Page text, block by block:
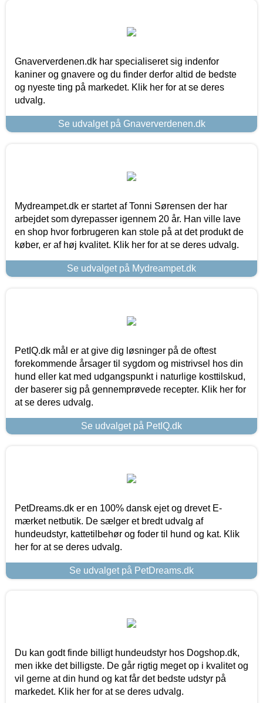
Gnaververdenen.dk har specialiseret sig indenfor
kaniner og gnavere og du finder derfor altid de bedste
og nyeste ting på markedet. Klik her for at se deres
udvalg.
Se udvalget på Gnaververdenen.dk
Mydreampet.dk er startet af Tonni Sørensen der har
arbejdet som dyrepasser igennem 20 år. Han ville lave
en shop hvor forbrugeren kan stole på at det produkt de
køber, er af høj kvalitet. Klik her for at se deres udvalg.
Se udvalget på Mydreampet.dk
PetIQ.dk mål er at give dig løsninger på de oftest
forekommende årsager til sygdom og mistrivsel hos din
hund eller kat med udgangspunkt i naturlige kosttilskud,
der baserer sig på gennemprøvede recepter. Klik her for
at se deres udvalg.
Se udvalget på PetIQ.dk
PetDreams.dk er en 100% dansk ejet og drevet E-
mærket netbutik. De sælger et bredt udvalg af
hundeudstyr, kattetilbehør og foder til hund og kat. Klik
her for at se deres udvalg.
Se udvalget på PetDreams.dk
Du kan godt finde billigt hundeudstyr hos Dogshop.dk,
men ikke det billigste. De går rigtig meget op i kvalitet og
vil gerne at din hund og kat får det bedste udstyr på
markedet. Klik her for at se deres udvalg.